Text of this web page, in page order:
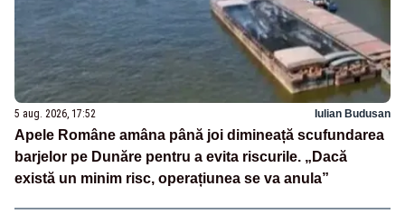
5 aug. 2026, 17:52 Iulian Budusan
Apele Române amâna până joi dimineață scufundarea
barjelor pe Dunăre pentru a evita riscurile. „Dacă
există un minim risc, operațiunea se va anula”